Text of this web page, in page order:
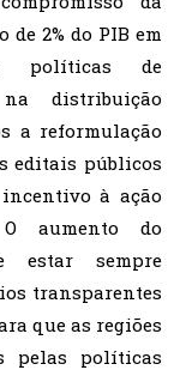
2% do PIB em
políticas de
distribuição
a reformulação
editais públicos
à ação
aumento do
estar sempre
transparentes
que as regiões
pelas políticas